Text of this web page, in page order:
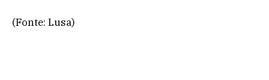
(Fonte: Lusa)